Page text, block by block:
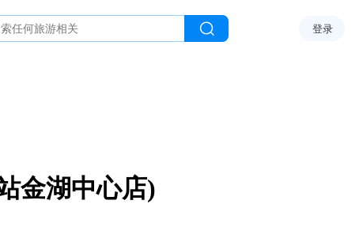
登录
金湖中心店)